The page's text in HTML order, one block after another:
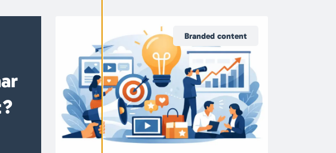
Branded content